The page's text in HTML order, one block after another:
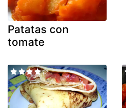
Patatas con
tomate